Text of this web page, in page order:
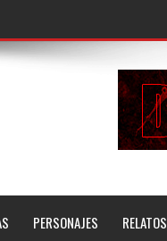
PERSONAJES RELATOS